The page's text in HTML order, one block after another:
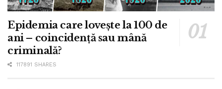
Epidemia care lovește la 100 de
ani – coincidență sau mână
criminală?
117891 SHARES